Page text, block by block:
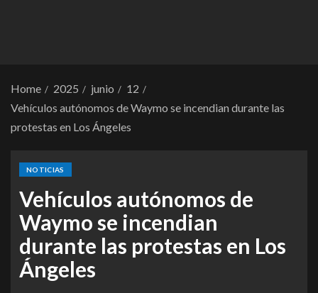
Home 2025 junio
12
Vehículos autónomos de Waymo se incendian durante las
protestas en Los Ángeles
NOTICIAS
Vehículos autónomos de
Waymo se incendian
durante las protestas en Los
Ángeles